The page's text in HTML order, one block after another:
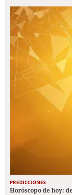
PREDICCIONES
Horóscopo de hoy: